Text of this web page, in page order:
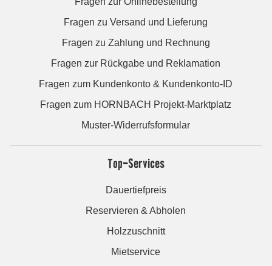
Fragen zu Versand und Lieferung
Fragen zu Zahlung und Rechnung
Fragen zur Rückgabe und Reklamation
Fragen zum Kundenkonto & Kundenkonto-ID
Fragen zum HORNBACH Projekt-Marktplatz
Muster-Widerrufsformular
Top-Services
Dauertiefpreis
Reservieren & Abholen
Holzzuschnitt
Mietservice